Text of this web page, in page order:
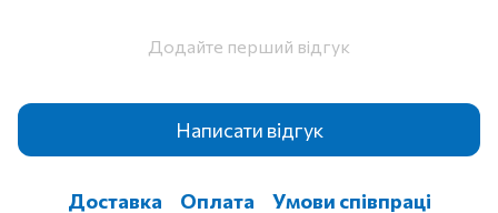
Додайте перший відгук
Написати відгук
Доставка Оплата Умови співпраці